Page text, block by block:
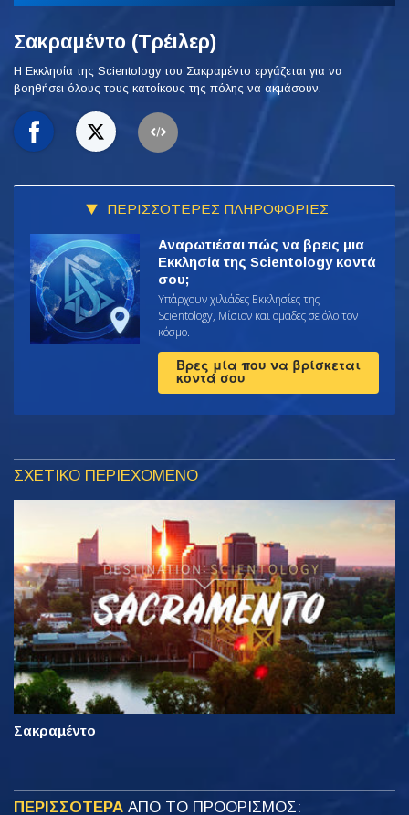
Σακραμέντο (Τρέιλερ)
Η Εκκλησία της Scientology του Σακραμέντο εργάζεται για να
βοηθήσει όλους τους κατοίκους της πόλης να ακμάσουν.
ΠΕΡΙΣΣΟΤΕΡΕΣ ΠΛΗΡΟΦΟΡΙΕΣ
Αναρωτιέσαι πώς να βρεις μια
Εκκλησία της Scientology κοντά
σου;
Υπάρχουν χιλιάδες Εκκλησίες της
Scientology, Μίσιον και ομάδες σε όλο τον
κόσμο.
Βρες μία που να βρίσκεται
κοντά σου
ΣΧΕΤΙΚΟ ΠΕΡΙΕΧΟΜΕΝΟ
Σακραµέντο
ΠΕΡΙΣΣΟΤΕΡΑ ΑΠΟ ΤΟ ΠΡΟΟΡΙΣΜΟΣ: